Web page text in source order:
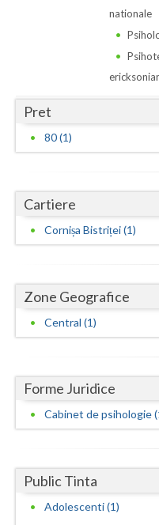
Hunedoara
Ialomita
Ilfov
Maramures
Mures
Neamt
Prahova
Sibiu
nationale
Pret
80 (1)
Cartiere
Cornișa Bistriței (1)
Zone Geografice
Central (1)
Forme Juridice
Cabinet de psihologie
Public Tinta
Adolescenti (1)